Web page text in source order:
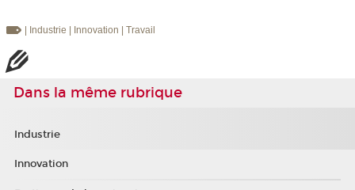
| Industrie | Innovation | Travail
Dans la même rubrique
Industrie
Innovation